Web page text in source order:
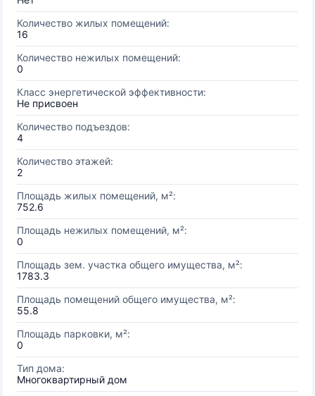
Количество жилых помещений:
16
Количество нежилых помещений:
0
Класс энергетической эффективности:
Не присвоен
Количество подъездов:
4
Количество этажей:
2
Площадь жилых помещений, м²:
752.6
Площадь нежилых помещений, м²:
0
Площадь зем. участка общего имущества, м²:
1783.3
Площадь помещений общего имущества, м²:
55.8
Площадь парковки, м²:
0
Тип дома:
Многоквартирный дом